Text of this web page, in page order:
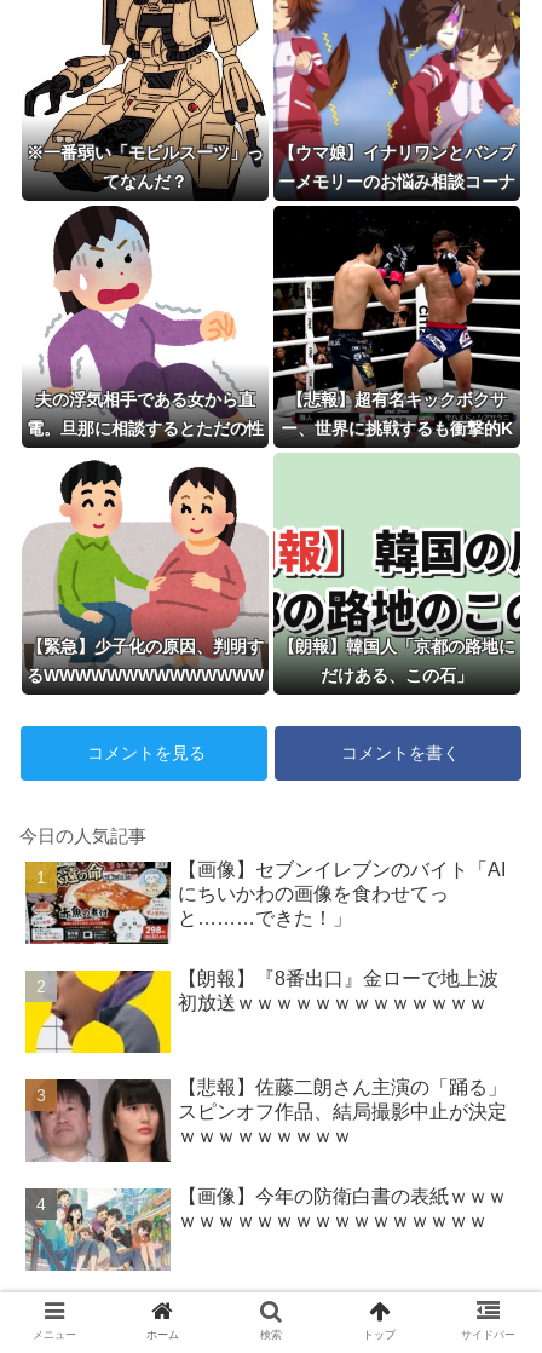
※一番弱い「モビルスーツ」っ
てなんだ？
【ウマ娘】イナリワンとバンブ
ーメモリーのお悩み相談コーナ
ー 夏休み編
夫の浮気相手である女から直
電。旦那に相談するとただの性
欲処理だから気にするなと言わ
れたが...
【悲報】超有名キックボクサ
ー、世界に挑戦するも衝撃的K
O負けしてしまう…
【緊急】少子化の原因、判明す
るWWWWWWWWWWWWWW
【朗報】韓国人「京都の路地に
だけある、この石」
コメントを見る コメントを書く
今日の人気記事
【画像】セブンイレブンのバイト「AI
にちいかわの画像を食わせてっ
と………できた！」
【朗報】『8番出口』金ローで地上波
初放送ｗｗｗｗｗｗｗｗｗｗｗｗｗ
【悲報】佐藤二朗さん主演の「踊る」
スピンオフ作品、結局撮影中止が決定
ｗｗｗｗｗｗｗｗｗ
【画像】今年の防衛白書の表紙ｗｗｗ
ｗｗｗｗｗｗｗｗｗｗｗｗｗｗｗｗ
【朗報】HIKAKINの鬼茶、怒りの半額
セール怪開始ｗｗｗｗｗｗｗｗｗｗｗ
メニュー ホーム 検索 トップ サイドバー